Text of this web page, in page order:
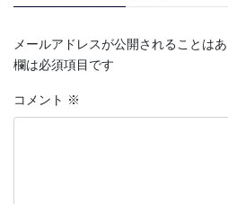
メールアドレスが公開されることはあ
欄は必須項目です
コメント ※